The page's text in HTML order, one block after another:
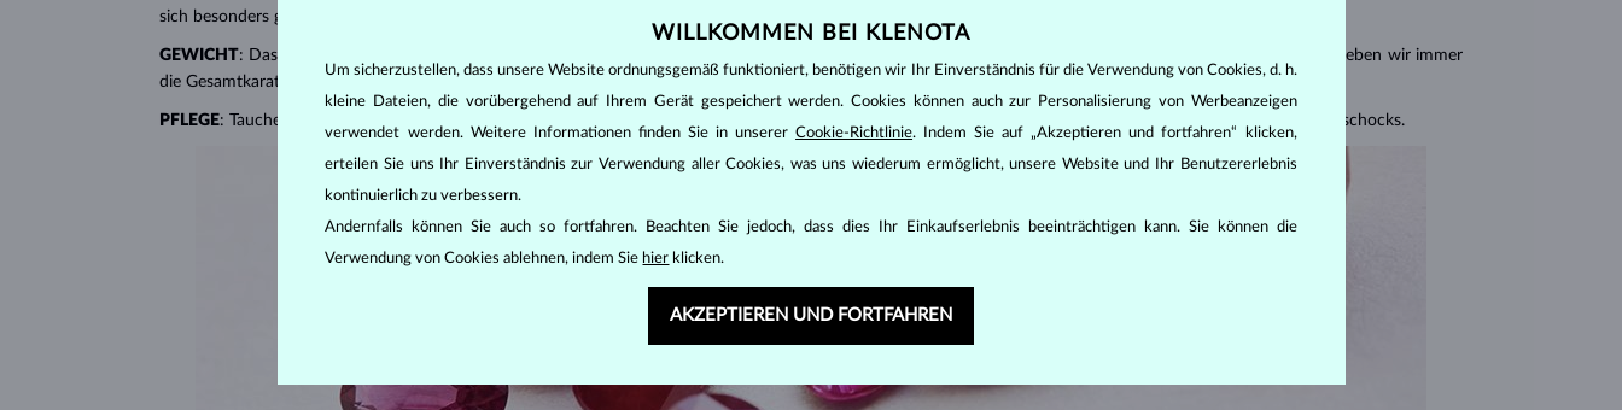
sich besonders gut für
GEWICHT: Das Gewicht eines Rubins wird in Karat (ct) mit 2 Dezimalstellen ausgedrückt –
und Schmuck mit mehreren Rubinen geben wir immer
die Gesamtkaratzahl aller Steine ​​an.
PFLEGE: Tauchen Sie Rubinschmuck in warmes Seifenwasser und reinigen Sie ihn mit einer weichen Bürste. Schützen Sie den Stein vor Druck- und Temperaturschocks.
WILLKOMMEN BEI KLENOTA
Um sicherzustellen, dass unsere Website ordnungsgemäß funktioniert, benötigen wir Ihr Einverständnis für die Verwendung von Cookies, d. h.
kleine Dateien, die vorübergehend auf Ihrem Gerät gespeichert werden. Cookies können auch zur Personalisierung von Werbeanzeigen
verwendet werden. Weitere Informationen finden Sie in unsererCookie-Richtlinie. Indem Sie auf „Akzeptieren und fortfahren“ klicken,
erteilen Sie uns Ihr Einverständnis zur Verwendung aller Cookies, was uns wiederum ermöglicht, unsere Website und Ihr Benutzererlebnis
kontinuierlich zu verbessern.
Andernfalls können Sie auch so fortfahren. Beachten Sie jedoch, dass dies Ihr Einkaufserlebnis beeinträchtigen kann. Sie können die
Verwendung von Cookies ablehnen, indem Sie hier klicken.
AKZEPTIEREN UND FORTFAHREN